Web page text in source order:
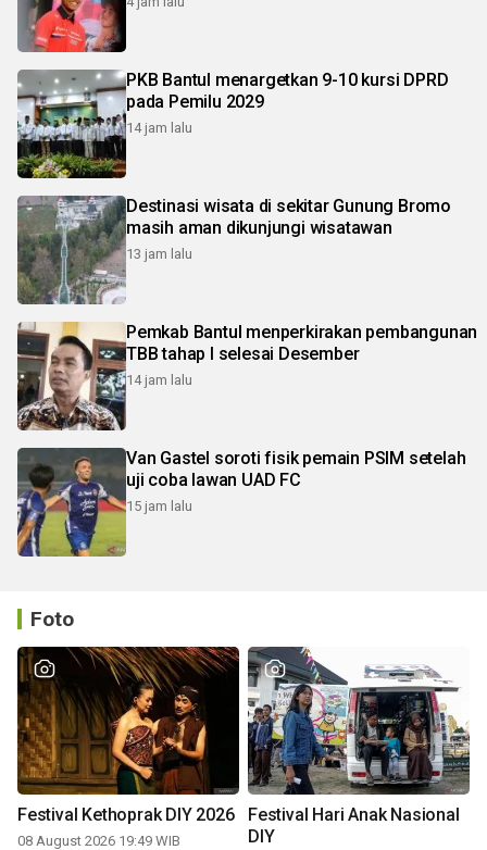
PKB Bantul menargetkan 9-10 kursi DPRD
pada Pemilu 2029
14 jam lalu
Destinasi wisata di sekitar Gunung Bromo
masih aman dikunjungi wisatawan
13 jam lalu
Pemkab Bantul menperkirakan pembangunan
TBB tahap I selesai Desember
14 jam lalu
Van Gastel soroti fisik pemain PSIM setelah
uji coba lawan UAD FC
15 jam lalu
Foto
Festival Kethoprak DIY 2026
08 August 2026 19:49 WIB
Festival Hari Anak Nasional
DIY